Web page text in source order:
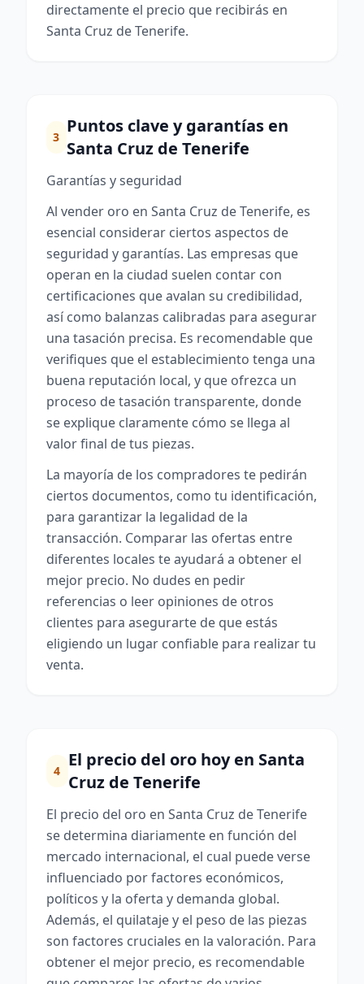
directamente el precio que recibirás en
Santa Cruz de Tenerife.
3
Puntos clave y garantías en
Santa Cruz de Tenerife
Garantías y seguridad
Al vender oro en Santa Cruz de Tenerife, es
esencial considerar ciertos aspectos de
seguridad y garantías. Las empresas que
operan en la ciudad suelen contar con
certificaciones que avalan su credibilidad,
así como balanzas calibradas para asegurar
una tasación precisa. Es recomendable que
verifiques que el establecimiento tenga una
buena reputación local, y que ofrezca un
proceso de tasación transparente, donde
se explique claramente cómo se llega al
valor final de tus piezas.
La mayoría de los compradores te pedirán
ciertos documentos, como tu identificación,
para garantizar la legalidad de la
transacción. Comparar las ofertas entre
diferentes locales te ayudará a obtener el
mejor precio. No dudes en pedir
referencias o leer opiniones de otros
clientes para asegurarte de que estás
eligiendo un lugar confiable para realizar tu
venta.
4
El precio del oro hoy en Santa
Cruz de Tenerife
El precio del oro en Santa Cruz de Tenerife
se determina diariamente en función del
mercado internacional, el cual puede verse
influenciado por factores económicos,
políticos y la oferta y demanda global.
Además, el quilataje y el peso de las piezas
son factores cruciales en la valoración. Para
obtener el mejor precio, es recomendable